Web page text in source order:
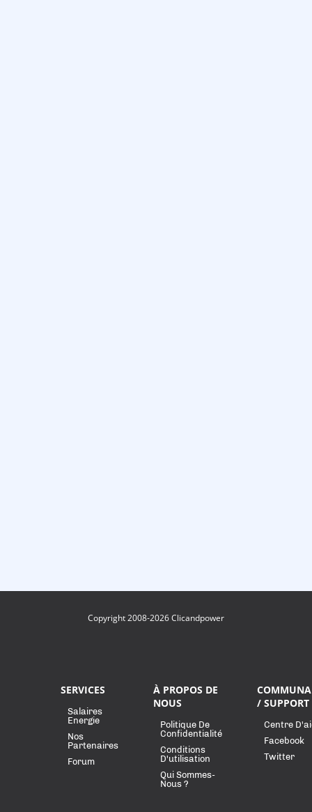
Copyright 2008-2026 Clicandpower
SERVICES
Salaires
Energie
Nos
Partenaires
Forum
À PROPOS DE
NOUS
Politique De
Confidentialité
Conditions
D'utilisation
Qui Sommes-
Nous ?
/ SUPPORT
Centre
Facebook
Twitter